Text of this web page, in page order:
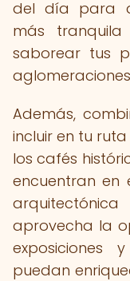
del día para
más
saborear tus
Además,
incluir en tu
los cafés
encuentran en
aprovecha la
exposiciones
puedan